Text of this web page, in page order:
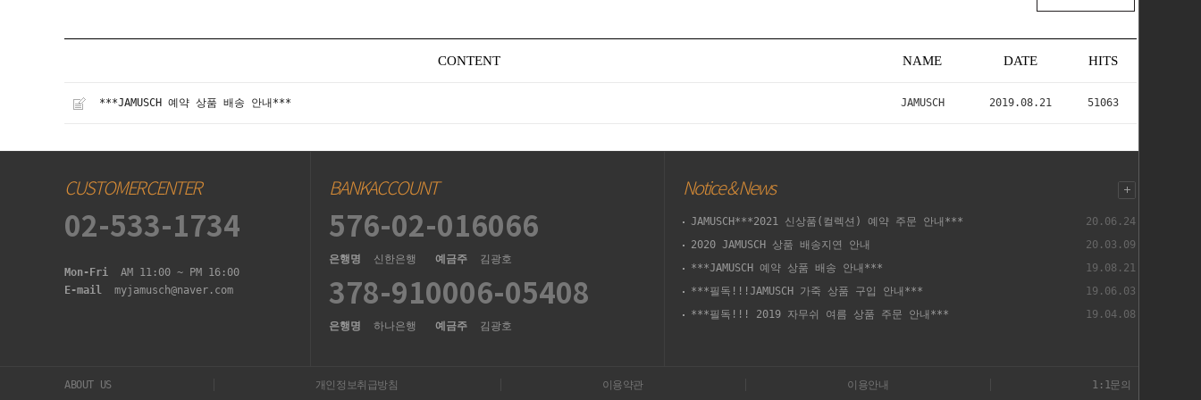
CONTENT NAME DATE HITS
***JAMUSCH 예약 상품 배송 안내*** JAMUSCH 2019.08.21 51063
CUSTOMER CENTER
02-533-1734
Mon-Fri AM 11:00 ~ PM 16:00
E-mail
myjamusch@naver.com
BANKACCOUNT
576-02-016066
은행명 신한은행 예금주 김광호
378-910006-05408
은행명 하나은행 예금주 김광호
Notice & News
JAMUSCH***2021 신상품(컬렉션) 예약 주문 안내***
20.06.24
2020 JAMUSCH 상품 배송지연 안내
20.03.09
***JAMUSCH 예약 상품 배송 안내***
19.08.21
***필독!!!JAMUSCH 가죽 상품 구입 안내***
19.06.03
***필독!!! 2019 자무쉬 여름 상품 주문 안내***
19.04.08
ABOUT US 개인정보취급방침 이용약관 이용안내 1:1문의